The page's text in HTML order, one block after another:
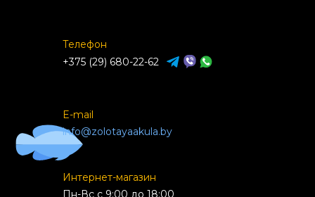
Телефон
+375 (29) 680-22-62
E-mail
info@zolotayaakula.by
Интернет-магазин